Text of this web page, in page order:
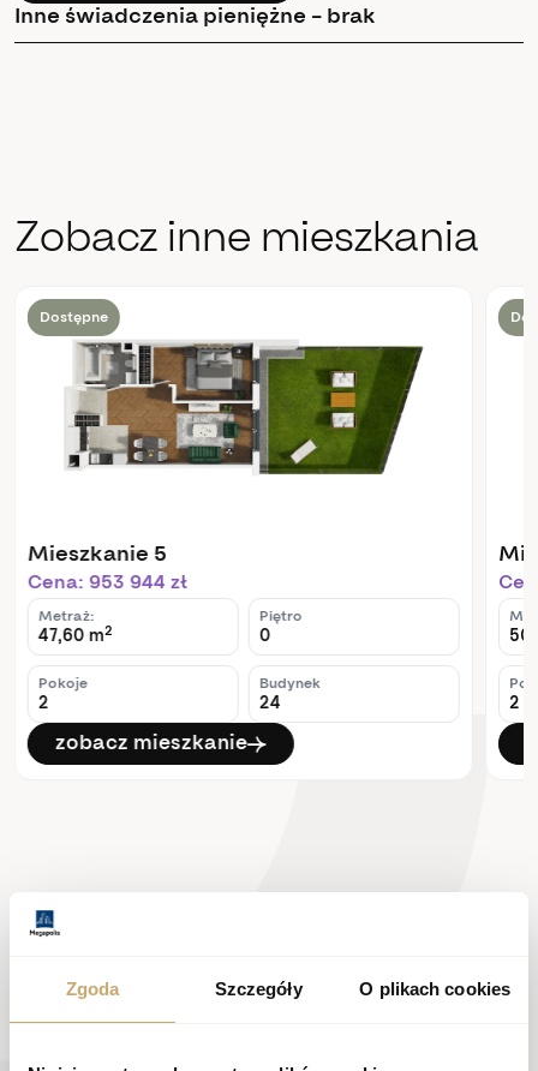
Zgoda Szczegóły O plikach cookies
Inne świadczenia pieniężne – brak
Zobacz inne mieszkania
Dostępne
Mieszkanie 5
Cena: 953 944 zł
Metraż:
47,60 m2
Piętro
0
Pokoje
2
Budynek
24
zobacz mieszkanie
2
Skontaktuj się z